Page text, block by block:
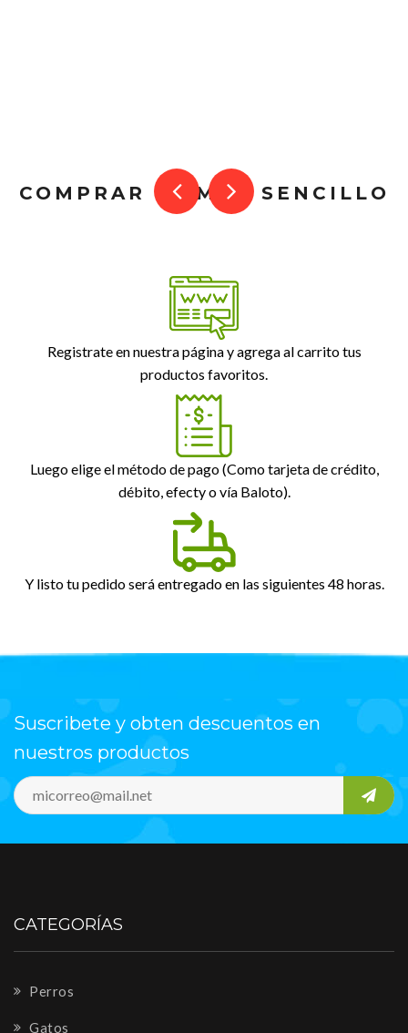
COMPRAR ES MUY SENCILLO
Registrate en nuestra página y agrega al carrito tus
productos favoritos.
Luego elige el método de pago (Como tarjeta de crédito,
débito, efecty o vía Baloto).
Y listo tu pedido será entregado en las siguientes 48 horas.
Suscribete y obten descuentos en
nuestros productos
CATEGORÍAS
Perros
Gatos